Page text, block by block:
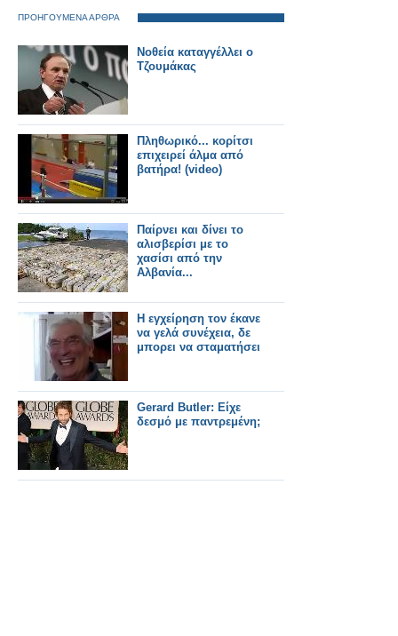
ΠΡΟΗΓΟΥΜΕΝΑ ΑΡΘΡΑ
Νοθεία καταγγέλλει ο
Τζουμάκας
Πληθωρικό... κορίτσι
επιχειρεί άλμα από
βατήρα! (video)
Παίρνει και δίνει το
αλισβερίσι με το
χασίσι από την
Αλβανία...
Η εγχείρηση τον έκανε
να γελά συνέχεια, δε
μπορει να σταματήσει
Gerard Butler: Είχε
δεσμό με παντρεμένη;